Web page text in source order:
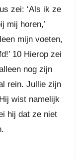
zei: ‘Als ik ze
mij horen,’
mijn voeten,
10 Hierop zei
nog zijn
rein. Jullie zijn
wist namelijk
hij dat ze niet